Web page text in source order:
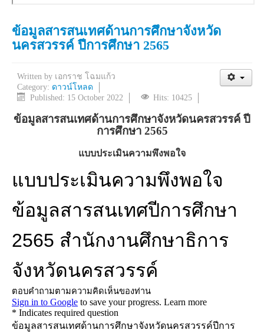
ข้อมูลสารสนเทศด้านการศึกษาจังหวัด
นครสวรรค์ ปีการศึกษา 2565
Written by เอกราช โฉมแก้ว
Category: ดาวน์โหลด
Published: 15 October 2022
Hits: 10425
ข้อมูลสารสนเทศด้านการศึกษาจังหวัดนครสวรรค์ ปี
การศึกษา 2565
แบบประเมินความพึงพอใจ